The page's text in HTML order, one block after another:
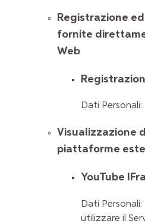
Registrazione
fornite
Web
Dati Personali:
Visualizzazione
piattaforme
YouTube
Dati
utilizzare il